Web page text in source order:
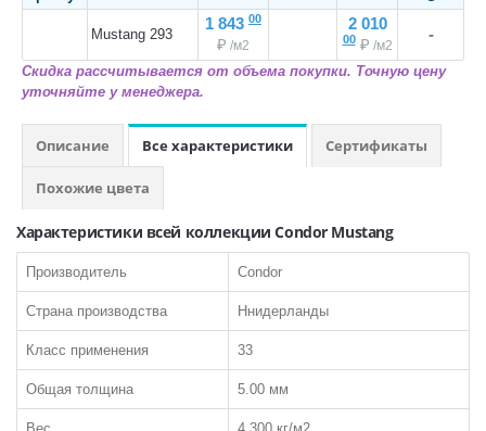
Класса пожарной опасности КМ2
Линолеум на войлочной ТеплоЗвукоИзоляционной основе
СОПУСТВУЮЩИЕ ТОВАРЫ:
Шнур для сварки
КВАРЦ-ВИНИЛ
ПО ТИПУ:
LVT Клеевая кварцвиниловая плитка
SPC Кварцвинил замковый
Mustang 293
1 843 00
₽ /м2
2 010
00 ₽ /м2
-
Скидка рассчитывается от объема покупки. Точную цену
уточняйте у менеджера.
Описание Все характеристики Сертификаты
Похожие цвета
Характеристики всей коллекции Condor Mustang
Производитель Condor
Страна производства Ннидерланды
Класс применения 33
Общая толщина 5.00 мм
Вес 4.300 кг/м2